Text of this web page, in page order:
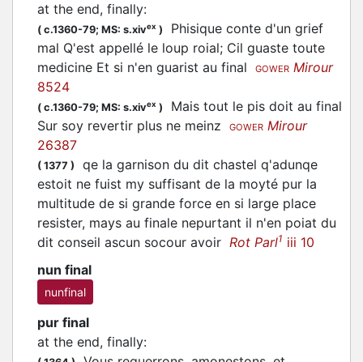
at the end, finally:
( c.1360-79; MS: s.xivex )
Phisique conte d'un grief
mal Q'est appellé le loup roial; Cil guaste toute
medicine Et si n'en guarist au final
GOWER Mirour
8524
( c.1360-79; MS: s.xivex )
Mais tout le pis doit au final
Sur soy revertir plus ne meinz
GOWER Mirour
26387
( 1377 )
qe la garnison du dit chastel q'adunqe
estoit ne fuist my suffisant de la moyté pur la
multitude de si grande force en si large place
resister, mays au finale nepurtant il n'en poiat du
dit conseil ascun socour avoir Rot Parl1 iii 10
nun final
nunfinal
pur final
at the end, finally: